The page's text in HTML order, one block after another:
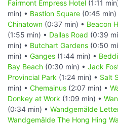
Fairmont Empress Hotel (1:11
min) • Bastion Square (0:45 min)
Chinatown (0:37 min) • Beacon
(1:55 min) • Dallas Road (0:39
min) • Butchart Gardens (0:50
min) • Ganges (1:44 min) •
Bay Beach (0:30 min) • Jack
Provincial Park (1:24 min) • Salt
min) • Chemainus (2:07 min) •
Donkey at Work (1:09 min) •
(0:34 min) • Wandgemälde
Wandgemälde The Hong Hing